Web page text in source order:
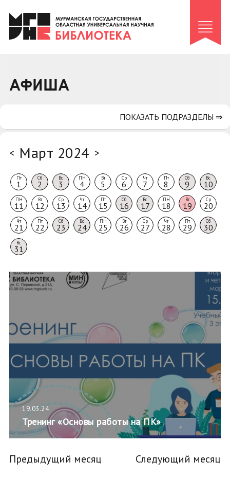
Клуб «Гиря и сельдерей»
Клуб «Семейный архив»
Коллегам
АФИША
< Март 2024 >
Пт
1
Сб
2
Вс
3
ПН
4
Вт
5
Ср
6
Чт
7
Пт
8
Сб
9
Вс
10
ПН
11
Вт
12
Ср
13
Чт
14
Пт
15
Сб
16
Вс
17
ПН
18
Вт
19
Ср
20
Чт
21
Пт
22
Сб
23
Вс
24
ПН
25
Вт
26
Ср
27
Чт
28
Пт
29
Сб
30
Вс
31
19.03.24
Тренинг «Основы работы на ПК»
Предыдущий месяц Следующий месяц
ПОКАЗАТЬ ПОДРАЗДЕЛЫ ⇒